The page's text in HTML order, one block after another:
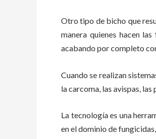
Otro tipo de bicho que
manera quienes hacen las
acabando por completo
Cuando se realizan
la carcoma, las avispas,
La tecnología es una
en el dominio de